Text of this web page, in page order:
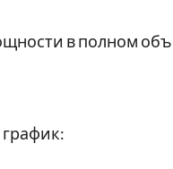
в полном